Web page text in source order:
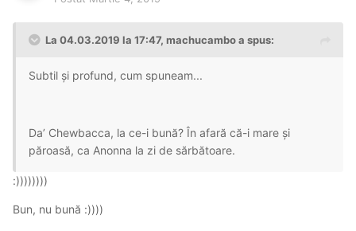
La 04.03.2019 la 17:47, machucambo a spus:
Subtil și profund, cum spuneam...
Da’ Chewbacca, la ce-i bună? În afară că-i mare și
păroasă, ca Anonna la zi de sărbătoare.
:))))))))
Bun, nu bună :))))